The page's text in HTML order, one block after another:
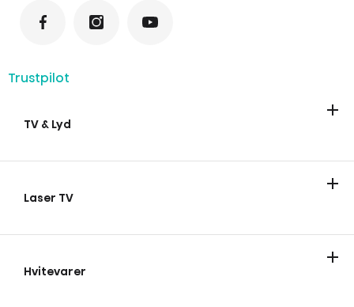
Trustpilot
TV & Lyd
Laser TV
Hvitevarer